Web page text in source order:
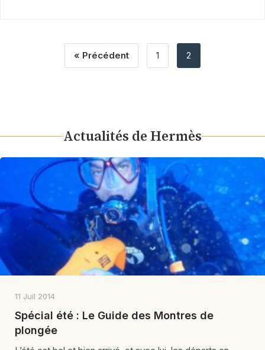
« Précédent 1 2
Actualités de Hermès
11 Juil 2014
Spécial été : Le Guide des Montres de
plongée